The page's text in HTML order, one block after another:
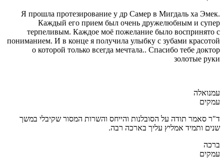
Я прошла протезирование у др Самер в Мигдаль ха Эмек.
Каждый его прием был очень дружелюбным и супер
терпеливым. Каждое моё пожелание было воспринято с
пониманием. И в конце я получила улыбку с зубами красотой
о которой только всегда мечтала.. Спасибо тебе доктор
золотые руки
עמנואלה
עמקים
ד"ר סאמר תודה על הסובלנות והייחס והשרות המסור שקיבלי במשך
שנים ותמיד אמליץ עליך בארכה רבה.
ברכה
עמקים